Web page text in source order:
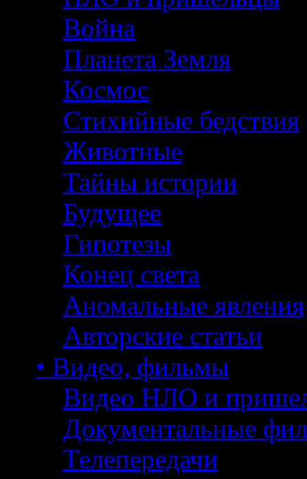
Война
Планета Земля
Космос
Стихийные бедствия
Животные
Тайны истории
Будущее
Гипотезы
Конец света
Аномальные явления
Авторские статьи
• Видео, фильмы
Видео НЛО и
Документальные
Телепередачи